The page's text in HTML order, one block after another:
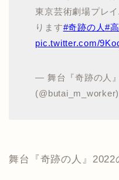
東京芸術劇場プレ
ります#奇跡の人#
pic.twitter.com/
— 舞台『奇跡の人
(@butai_m_worker)
舞台『奇跡の人』2022